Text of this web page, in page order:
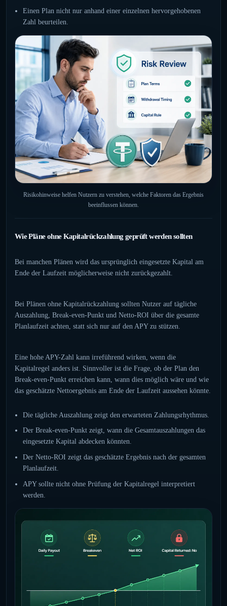
Einen Plan nicht nur anhand einer einzelnen hervorgehobenen
Zahl beurteilen.
Risikohinweise helfen Nutzern zu verstehen, welche Faktoren das Ergebnis
beeinflussen können.
Wie Pläne ohne Kapitalrückzahlung geprüft werden sollten
Bei manchen Plänen wird das ursprünglich eingesetzte Kapital am
Ende der Laufzeit möglicherweise nicht zurückgezahlt.
Bei Plänen ohne Kapitalrückzahlung sollten Nutzer auf tägliche
Auszahlung, Break-even-Punkt und Netto-ROI über die gesamte
Planlaufzeit achten, statt sich nur auf den APY zu stützen.
Eine hohe APY-Zahl kann irreführend wirken, wenn die
Kapitalregel anders ist. Sinnvoller ist die Frage, ob der Plan den
Break-even-Punkt erreichen kann, wann dies möglich wäre und wie
das geschätzte Nettoergebnis am Ende der Laufzeit aussehen könnte.
Die tägliche Auszahlung zeigt den erwarteten Zahlungsrhythmus.
Der Break-even-Punkt zeigt, wann die Gesamtauszahlungen das
eingesetzte Kapital abdecken könnten.
Der Netto-ROI zeigt das geschätzte Ergebnis nach der gesamten
Planlaufzeit.
APY sollte nicht ohne Prüfung der Kapitalregel interpretiert
werden.